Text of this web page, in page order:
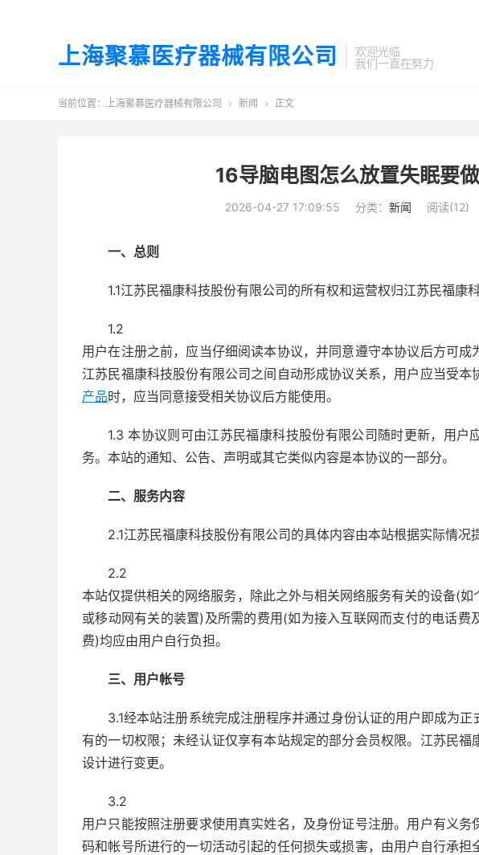
上海聚慕医疗器械有限公司
欢迎光临
我们一直在努力
当前位置： 上海聚慕医疗器械有限公司  新闻  正文
16导脑电图怎么放置失眠要
2026-04-27 17:09:55 分类： 新闻 阅读(12)
一、总则
1.1江苏民福康科技股份有限公司的所有权和运营权归江苏民福康
1.2
用户在注册之前，应当仔细阅读本协议，并同意遵守本协议后方可
江苏民福康科技股份有限公司之间自动形成协议关系，用户应当受
产品时，应当同意接受相关协议后方能使用。
1.3 本协议则可由江苏民福康科技股份有限公司随时更新，用户
务。本站的通知、公告、声明或其它类似内容是本协议的一部分。
二、服务内容
2.1江苏民福康科技股份有限公司的具体内容由本站根据实际情况
2.2
本站仅提供相关的网络服务，除此之外与相关网络服务有关的设备(
或移动网有关的装置)及所需的费用(如为接入互联网而支付的电话费
费)均应由用户自行负担。
三、用户帐号
3.1经本站注册系统完成注册程序并通过身份认证的用户即成为
有的一切权限；未经认证仅享有本站规定的部分会员权限。江苏民
设计进行变更。
3.2
用户只能按照注册要求使用真实姓名，及身份证号注册。用户有义
码和帐号所进行的一切活动引起的任何损失或损害，由用户自行承担